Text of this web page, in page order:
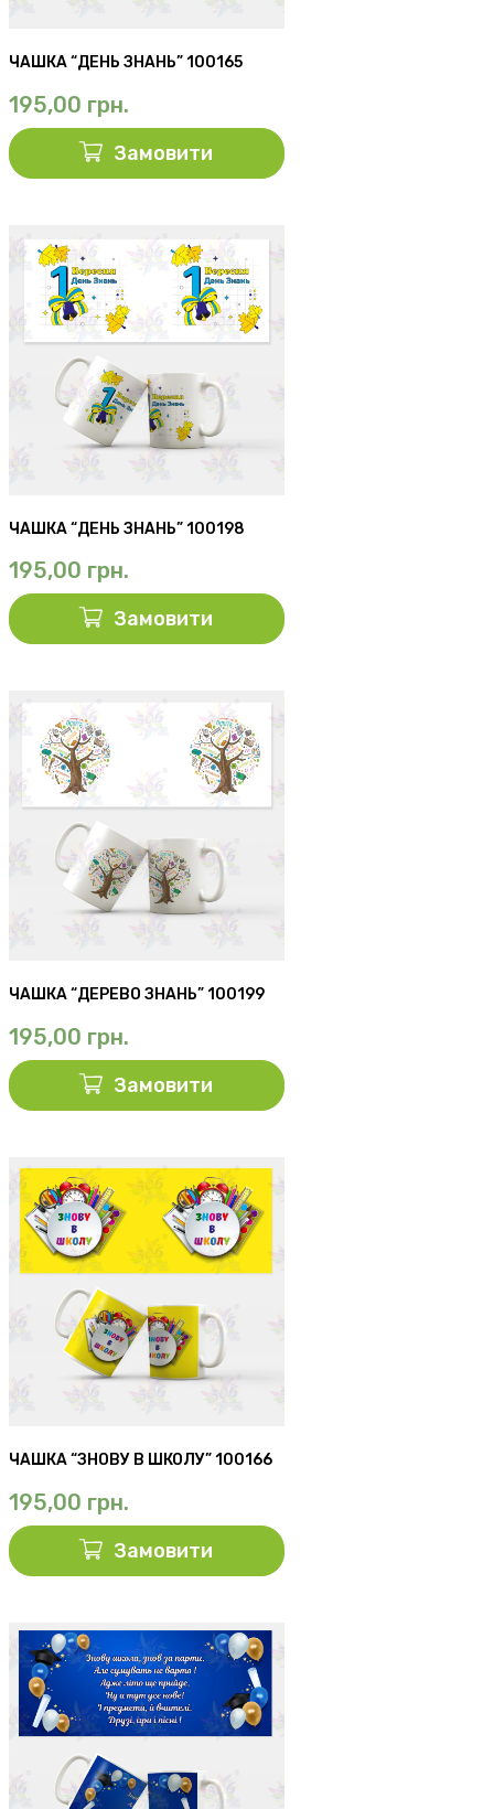
ЧАШКА “ДЕНЬ ЗНАНЬ” 100165
195,00 грн.
Замовити
ЧАШКА “ДЕНЬ ЗНАНЬ” 100198
195,00 грн.
Замовити
ЧАШКА “ДЕРЕВО ЗНАНЬ” 100199
195,00 грн.
Замовити
ЧАШКА “ЗНОВУ В ШКОЛУ” 100166
195,00 грн.
Замовити